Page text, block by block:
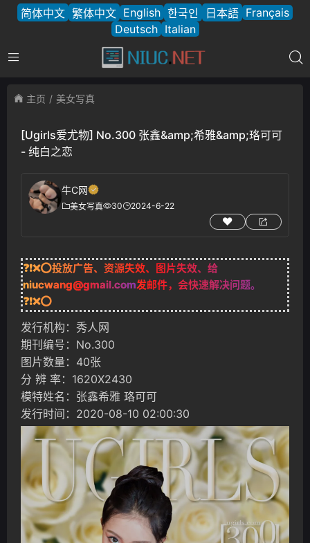
简体中文 繁体中文 English 한국인 日本語 Français
Deutsch Italian
主页 美女写真
[Ugirls爱尤物] No.300 张鑫&amp;希雅&amp;珞可可
- 纯白之恋
牛C网
美女写真 30 2024-6-22
❓❗❌⭕投放广告、资源失效、图片失效、给
niucwang@gmail.com发邮件，会快速解决问题。
❓❗❌⭕
发行机构：秀人网
期刊编号：No.300
图片数量：40张
分 辨 率：1620X2430
模特姓名：张鑫希雅 珞可可
发行时间：2020-08-10 02:00:30